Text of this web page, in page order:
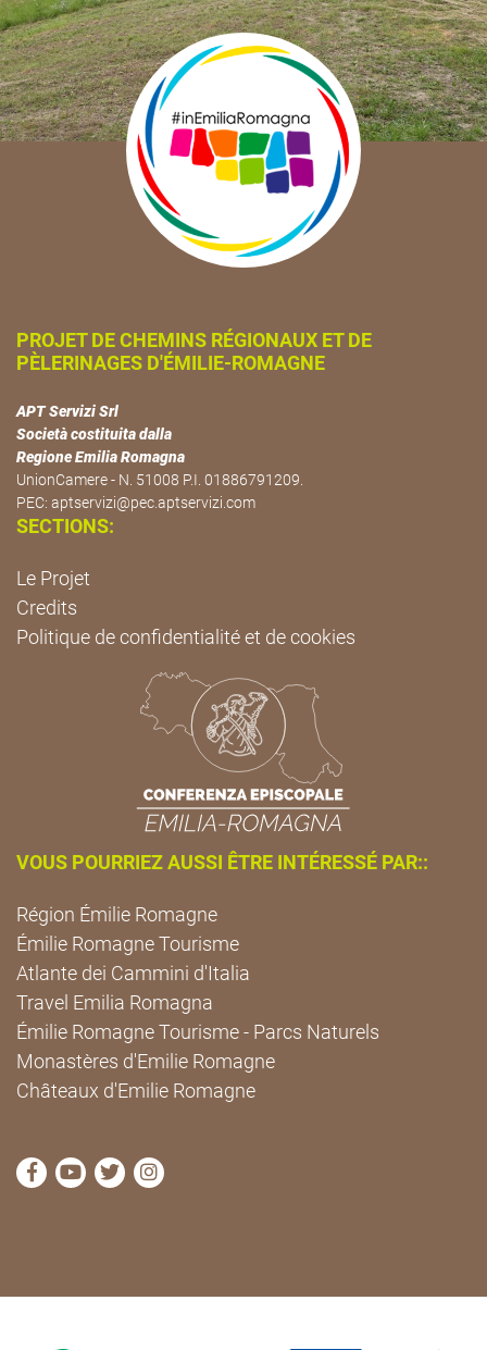
PROJET DE CHEMINS RÉGIONAUX ET DE
PÈLERINAGES D'ÉMILIE-ROMAGNE
APT Servizi Srl
Società costituita dalla
Regione Emilia Romagna
UnionCamere - N. 51008 P.I. 01886791209.
PEC: aptservizi@pec.aptservizi.com
SECTIONS:
Le Projet
Credits
Politique de confidentialité et de cookies
VOUS POURRIEZ AUSSI ÊTRE INTÉRESSÉ PAR::
Région Émilie Romagne
Émilie Romagne Tourisme
Atlante dei Cammini d'Italia
Travel Emilia Romagna
Émilie Romagne Tourisme - Parcs Naturels
Monastères d'Emilie Romagne
Châteaux d'Emilie Romagne
Visitez la page Facebook de Cammini Emilia-
Visitez la page YouTube de Cammini Emilia-
Visitez la page Twitter de Cammini Emilia-
Visitez la page Instagram de Cammini